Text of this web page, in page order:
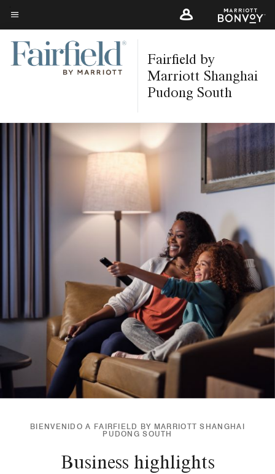
Skip
to
main
content
Texto del menú
Fairfield by
Marriott Shanghai
Pudong South
BIENVENIDO A FAIRFIELD BY MARRIOTT SHANGHAI
PUDONG SOUTH
Business highlights